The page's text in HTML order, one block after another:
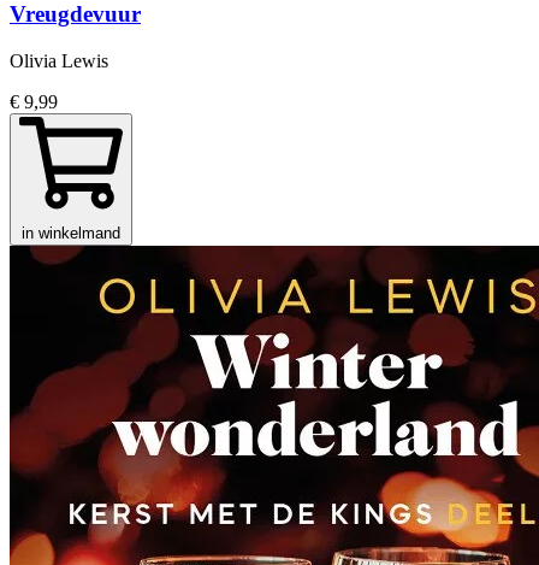
Vreugdevuur
Olivia Lewis
€ 9,99
in winkelmand